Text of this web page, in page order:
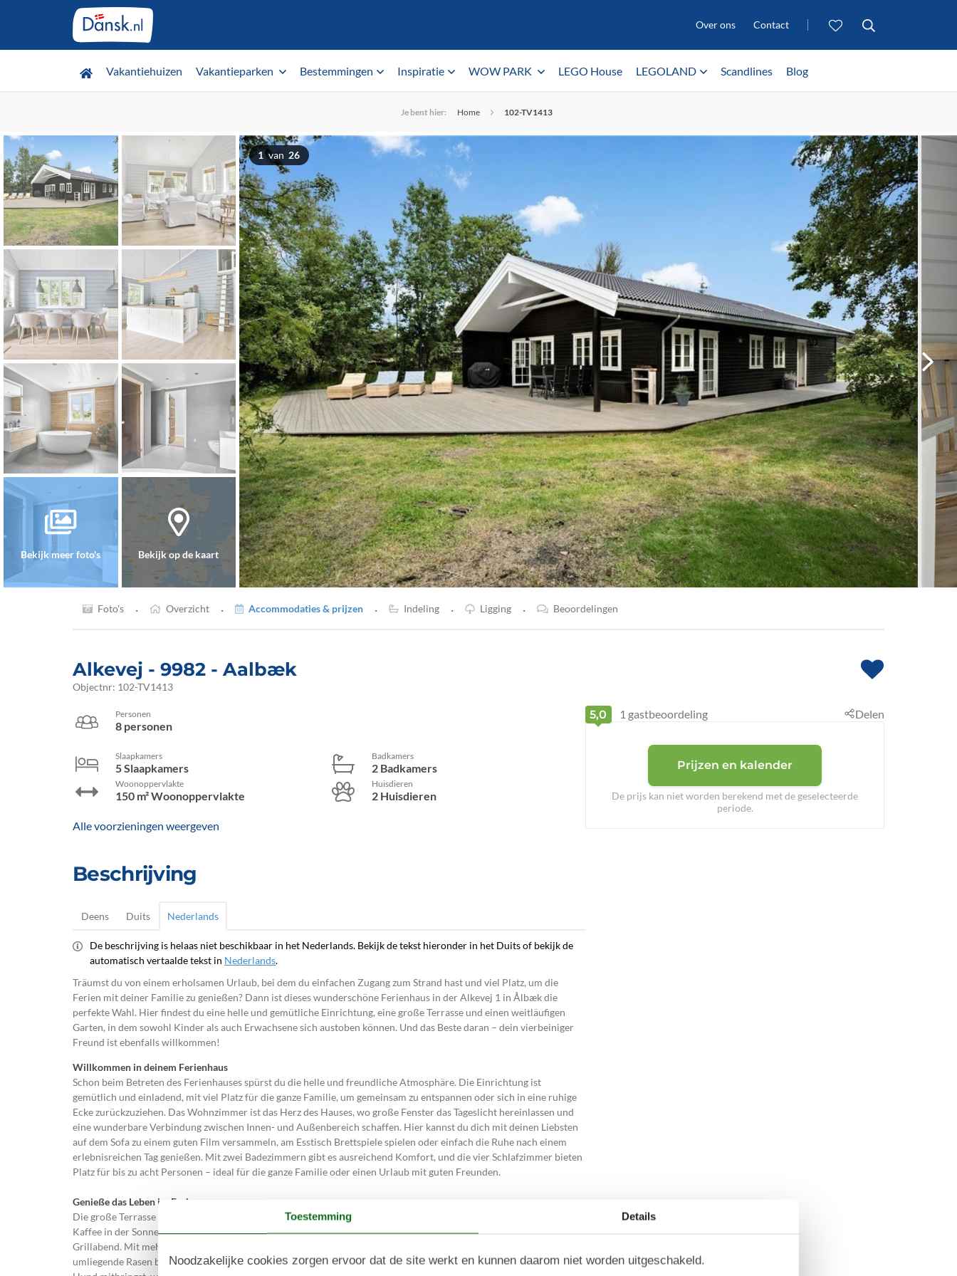
Over ons Contact
Vakantiehuizen Vakantieparken Bestemmingen Inspiratie WOW PARK LEGO House LEGOLAND Scandlines Blog
Je bent hier: Home 102-TV1413
Bekijk meer foto's Bekijk op de kaart
1 van 26
Foto's · Overzicht · Accommodaties & prijzen · Indeling · Ligging · Beoordelingen
Alkevej - 9982 - Aalbæk
Objectnr: 102-TV1413
Personen
8 personen
Slaapkamers
5 Slaapkamers
Badkamers
2 Badkamers
Woonoppervlakte
150 m² Woonoppervlakte
Huisdieren
2 Huisdieren
Alle voorzieningen weergeven
Beschrijving
Deens Duits Nederlands
De beschrijving is helaas niet beschikbaar in het Nederlands. Bekijk de tekst hieronder in het Duits of bekijk de
automatisch vertaalde tekst in Nederlands.
Träumst du von einem erholsamen Urlaub, bei dem du einfachen Zugang zum Strand hast und viel Platz, um die
Ferien mit deiner Familie zu genießen? Dann ist dieses wunderschöne Ferienhaus in der Alkevej 1 in Ålbæk die
perfekte Wahl. Hier findest du eine helle und gemütliche Einrichtung, eine große Terrasse und einen weitläufigen
Garten, in dem sowohl Kinder als auch Erwachsene sich austoben können. Und das Beste daran – dein vierbeiniger
Freund ist ebenfalls willkommen!
Willkommen in deinem Ferienhaus
Schon beim Betreten des Ferienhauses spürst du die helle und freundliche Atmosphäre. Die Einrichtung ist
gemütlich und einladend, mit viel Platz für die ganze Familie, um gemeinsam zu entspannen oder sich in eine ruhige
Ecke zurückzuziehen. Das Wohnzimmer ist das Herz des Hauses, wo große Fenster das Tageslicht hereinlassen und
eine wunderbare Verbindung zwischen Innen- und Außenbereich schaffen. Hier kannst du dich mit deinen Liebsten
auf dem Sofa zu einem guten Film versammeln, am Esstisch Brettspiele spielen oder einfach die Ruhe nach einem
erlebnisreichen Tag genießen. Mit zwei Badezimmern gibt es ausreichend Komfort, und die vier Schlafzimmer bieten
Platz für bis zu acht Personen – ideal für die ganze Familie oder einen Urlaub mit guten Freunden.
Genieße das Leben im Freien
Die große Terrasse lädt zu langen, entspannten Tagen unter freiem Himmel ein. Beginne den Morgen mit einer Tasse
Kaffee in der Sonne, decke den Tisch für ein Mittagessen im Freien und beende den Tag mit einem köstlichen
Grillabend. Mit mehreren gemütlichen Sitzgelegenheiten und viel Platz kann jeder seinen Lieblingsplatz finden. Der
umliegende Rasen bietet perfekte Bedingungen für Ballspiele, Spielspaß und Entspannung – und falls du deinen
5,0 1 gastbeoordeling Delen
Prijzen en kalender
De prijs kan niet worden berekend met de geselecteerde
periode.
Toestemming Details
Noodzakelijke cookies zorgen ervoor dat de site werkt en kunnen daarom niet worden uitgeschakeld.